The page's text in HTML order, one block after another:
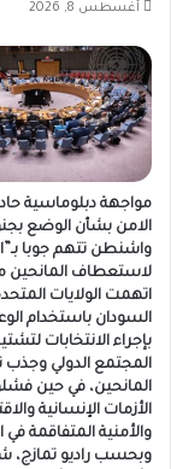
أغسطس 8, 2026
مواجهة دبلوماسية
الامن بشأن الوضع
واشنطن تتهم جوبا
لاستعطاف المانحين
اتهمت الولايات
السودان باستخدام
بإجراء الانتخابات
المجتمع الدولي وجذب
المانحين، في حين
الأزمات الإنسانية
والأمنية المتفاقمة في
وبحسب راديو